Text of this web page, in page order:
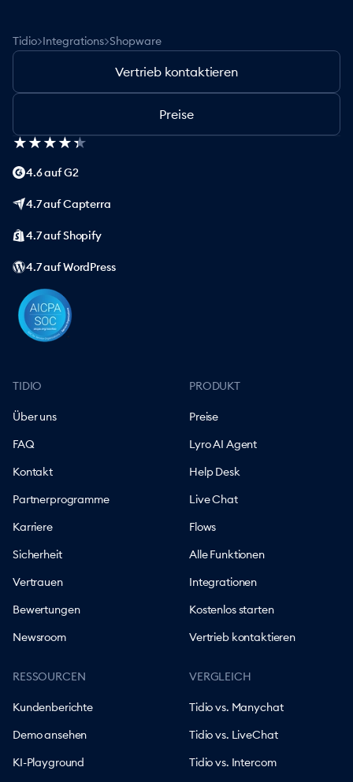
Tidio>Integrations>Shopware
TIDIO
Über uns
FAQ
Kontakt
Partnerprogramme
Karriere
Sicherheit
Vertrauen
Bewertungen
Newsroom
PRODUKT
Preise
Lyro AI Agent
Help Desk
Live Chat
Flows
Alle Funktionen
Integrationen
Kostenlos starten
Vertrieb kontaktieren
RESSOURCEN
Kundenberichte
Demo ansehen
KI-Playground
VERGLEICH
Tidio vs. Manychat
Tidio vs. LiveChat
Tidio vs. Intercom
Vertrieb kontaktieren
Preise
★★★★★
★★★★★
4.6 auf G2
4.7 auf Capterra
4.7 auf Shopify
4.7 auf WordPress